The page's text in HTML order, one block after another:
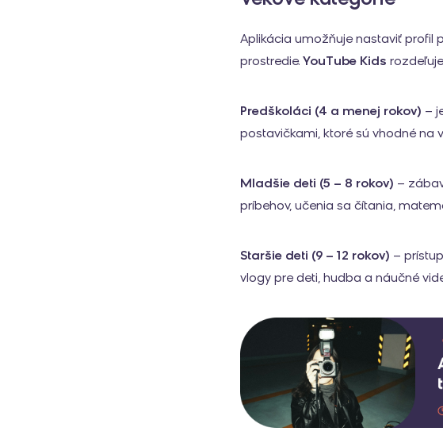
Aplikácia umožňuje nastaviť profil
prostredie. YouTube Kids
Predškoláci (4 a menej rokov) –
postavičkami, ktoré sú vhodné na
Mladšie deti (5 – 8 rokov) –
príbehov, učenia sa čítania,
Staršie deti (9 – 12 rokov) –
vlogy pre deti, hudba a náučné